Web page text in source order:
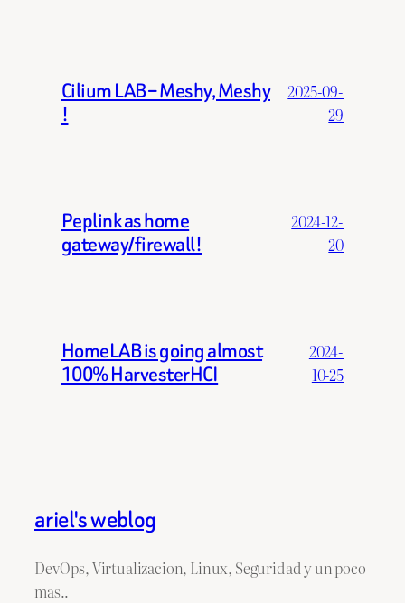
Cilium LAB – Meshy, Meshy
!
2025-09-
29
Peplink as home
gateway/firewall!
2024-12-
20
HomeLAB is going almost
100% HarvesterHCI
2024-
10-25
ariel's weblog
DevOps, Virtualizacion, Linux, Seguridad y un poco
mas..